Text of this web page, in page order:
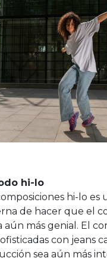
hi-lo
hi-lo es
de hacer que el
aún más genial. El
con jeans
sea aún más